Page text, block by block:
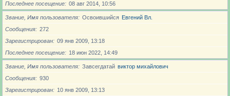
Последнее посещение
08 авг 2014, 10:56
Звание, Имя пользователя Освоившийся Евгений Вл.
Сообщения
272
Зарегистрирован
09 янв 2009, 13:18
Последнее посещение
18 июн 2022, 14:49
Звание, Имя пользователя Завсегдатай виктор михайлович
Сообщения
930
Зарегистрирован
10 янв 2009, 13:13